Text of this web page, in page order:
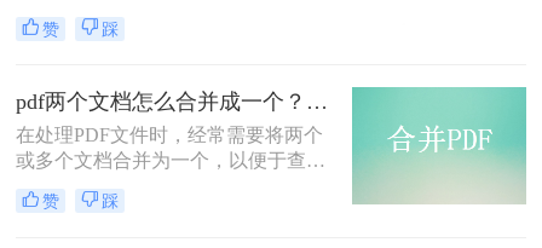
或存储。那么如何将pdf文件合并到一
起呢？本文将介绍两种合并PDF文件
赞 踩
pdf两个文档怎么合并成一个？这4种合并方法快来看看！
在处理PDF文件时，经常需要将两个
或多个文档合并为一个，以便于查
阅、分享或存档。那么pdf两个文档怎
么合并成一个呢？本文将介绍四种常
赞 踩